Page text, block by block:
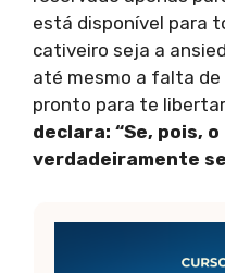
está disponível para
cativeiro seja a
até mesmo a falta
pronto para te
declara: “Se, pois,
verdadeiramente